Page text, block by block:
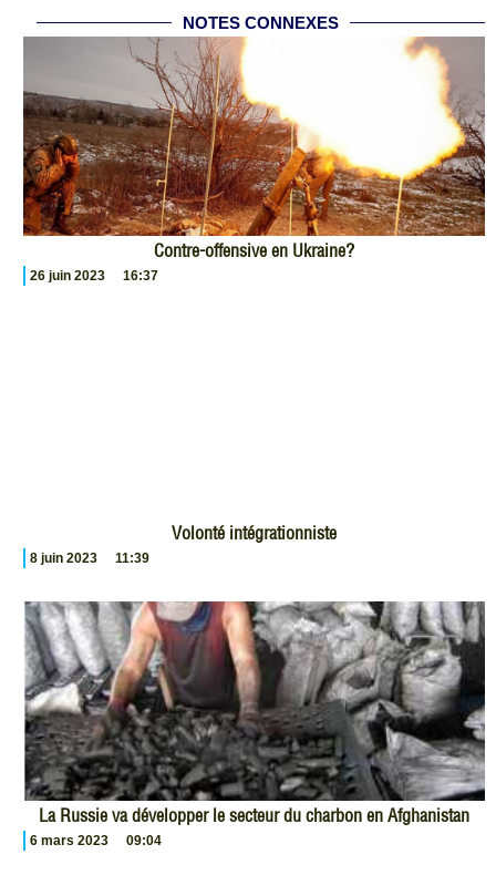
NOTES CONNEXES
Contre-offensive en Ukraine?
26 juin 2023 16:37
Volonté intégrationniste
8 juin 2023 11:39
La Russie va développer le secteur du charbon en Afghanistan
6 mars 2023 09:04